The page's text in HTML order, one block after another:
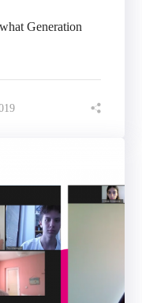
Generation